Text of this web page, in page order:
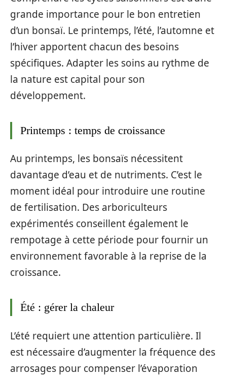
grande importance pour le bon entretien
d’un bonsaï. Le printemps, l’été, l’automne et
l’hiver apportent chacun des besoins
spécifiques. Adapter les soins au rythme de
la nature est capital pour son
développement.
Printemps : temps de croissance
Au printemps, les bonsaïs nécessitent
davantage d’eau et de nutriments. C’est le
moment idéal pour introduire une routine
de fertilisation. Des arboriculteurs
expérimentés conseillent également le
rempotage à cette période pour fournir un
environnement favorable à la reprise de la
croissance.
Été : gérer la chaleur
L’été requiert une attention particulière. Il
est nécessaire d’augmenter la fréquence des
arrosages pour compenser l’évaporation